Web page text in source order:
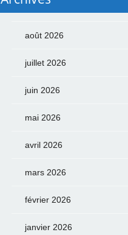
août 2026
juillet 2026
juin 2026
mai 2026
avril 2026
mars 2026
février 2026
janvier 2026